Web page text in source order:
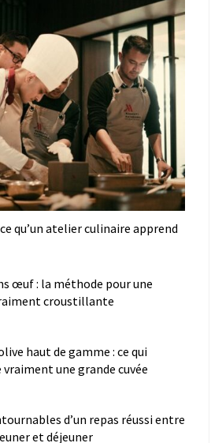
qu’un atelier culinaire apprend
œuf : la méthode pour une
croustillante
haut de gamme : ce qui
une grande cuvée
d’un repas réussi entre
et déjeuner